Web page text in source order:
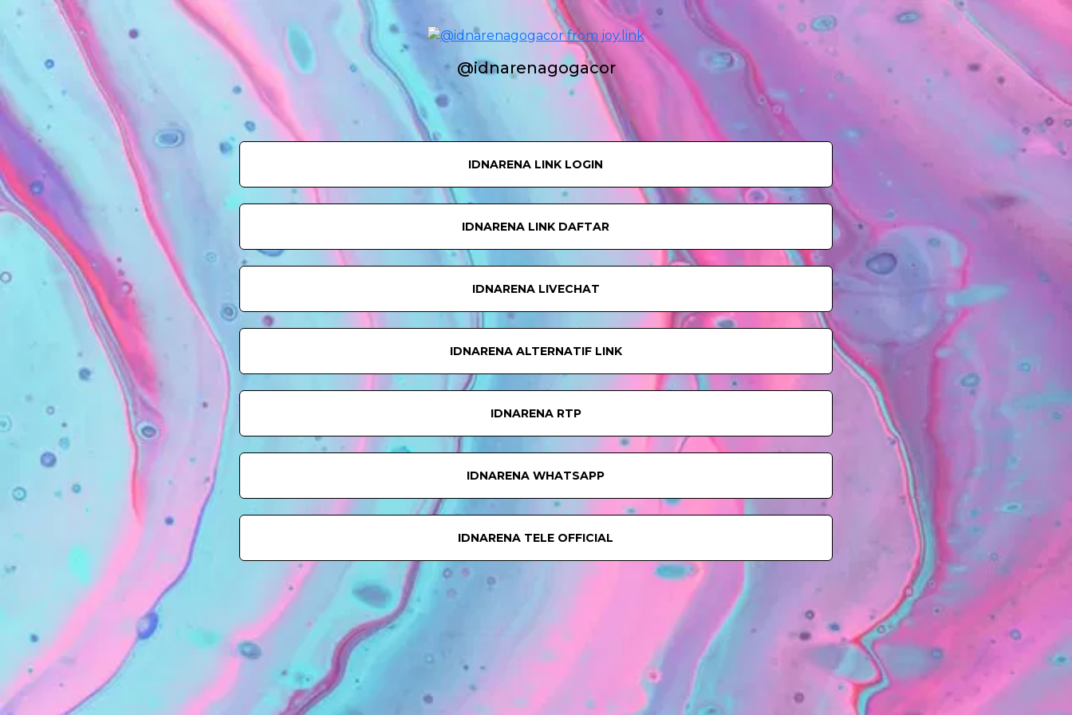
@idnarenagogacor
IDNARENA LINK LOGIN
IDNARENA LINK DAFTAR
IDNARENA LIVECHAT
IDNARENA ALTERNATIF LINK
IDNARENA RTP
IDNARENA WHATSAPP
IDNARENA TELE OFFICIAL